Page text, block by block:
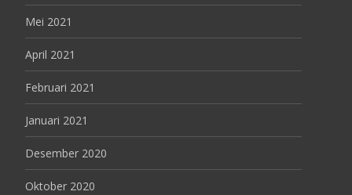
Mei 2021
April 2021
Februari 2021
Januari 2021
Desember 2020
Oktober 2020